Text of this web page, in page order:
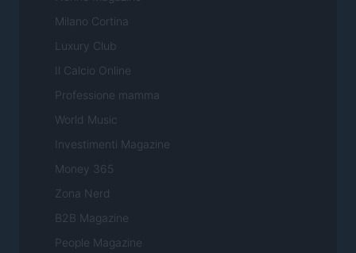
Milano Cortina
Luxury Club
Il Calcio Online
Professione mamma
World Music
Investimenti Magazine
Money 365
Zona Nerd
B2B Magazine
People Magazine